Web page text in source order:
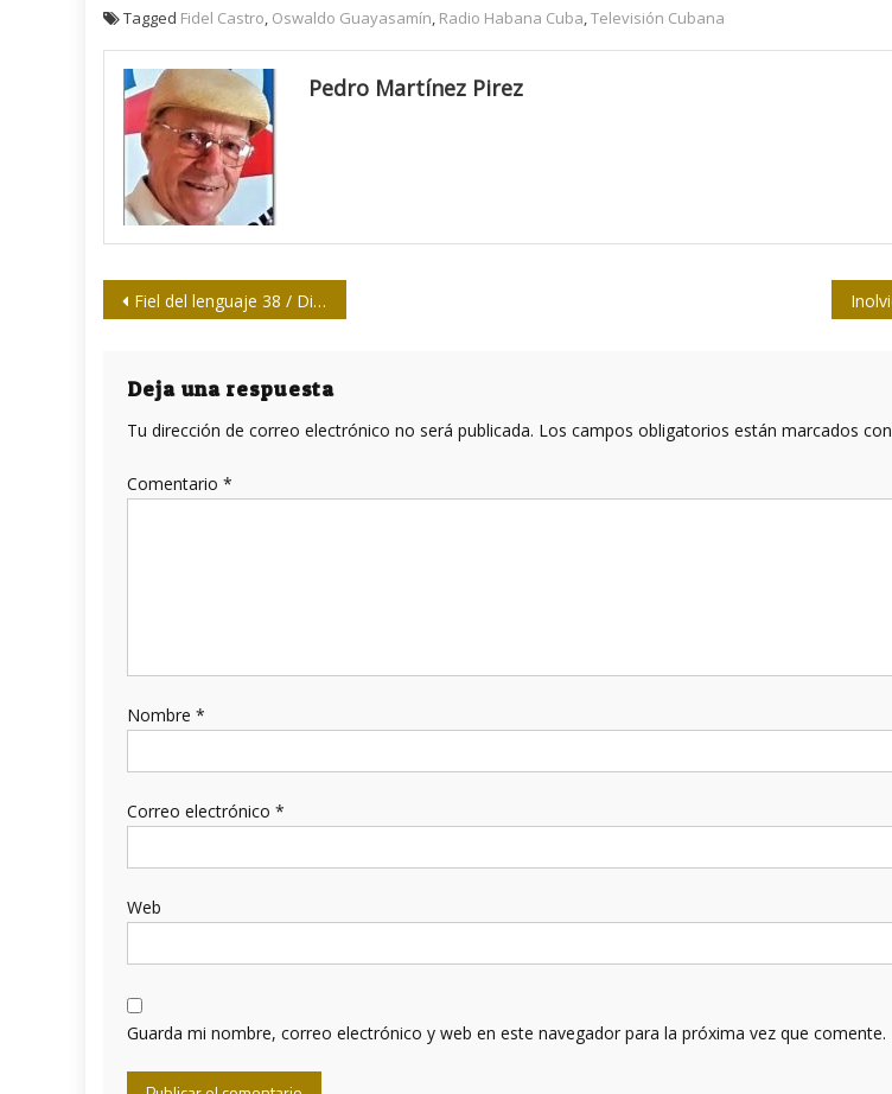
Tagged Fidel Castro, Oswaldo Guayasamín, Radio Habana Cuba,Televisión Cubana
Pedro Martínez Pirez
Navegación
entradas
Fiel del lenguaje 38 / Distanciarse de los errores
Deja una respuesta
Tu dirección de correo electrónico no será publicada. Los campos obligatorios están marcados con
Comentario *
Nombre *
Correo electrónico *
Web
Guarda mi nombre, correo electrónico y web en este navegador para la próxima vez que comente.